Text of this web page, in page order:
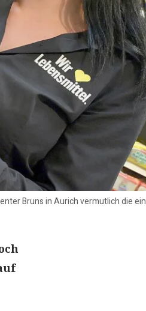
Bruns in Aurich vermutlich die ein